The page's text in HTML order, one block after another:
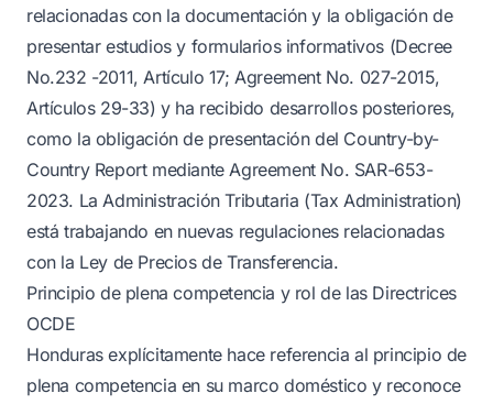
relacionadas con la documentación y la obligación de
presentar estudios y formularios informativos (Decree
No.232 -2011, Artículo 17; Agreement No. 027-2015,
Artículos 29-33) y ha recibido desarrollos posteriores,
como la obligación de presentación del Country-by-
Country Report mediante Agreement No. SAR-653-
2023. La Administración Tributaria (Tax Administration)
está trabajando en nuevas regulaciones relacionadas
con la Ley de Precios de Transferencia.
Principio de plena competencia y rol de las Directrices
OCDE
Honduras explícitamente hace referencia al principio de
plena competencia en su marco doméstico y reconoce